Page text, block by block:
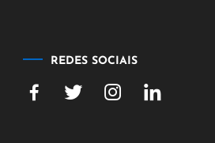
REDES SOCIAIS